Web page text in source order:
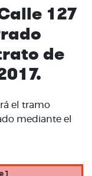
127
de
el tramo
mediante el
1